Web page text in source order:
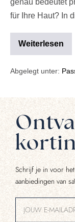
für Ihre Haut? In
Weiterlesen
Abgelegt unter:
Schrijf je in voor
aanbiedingen van